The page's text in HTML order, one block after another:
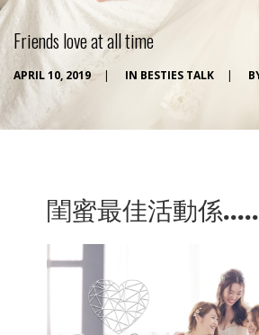
Friends love at all time
APRIL 10, 2019 | IN BESTIES TALK |
閨蜜最佳活動係